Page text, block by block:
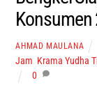
Konsumen
AHMAD MAULANA
Jam Krama Yudha
0